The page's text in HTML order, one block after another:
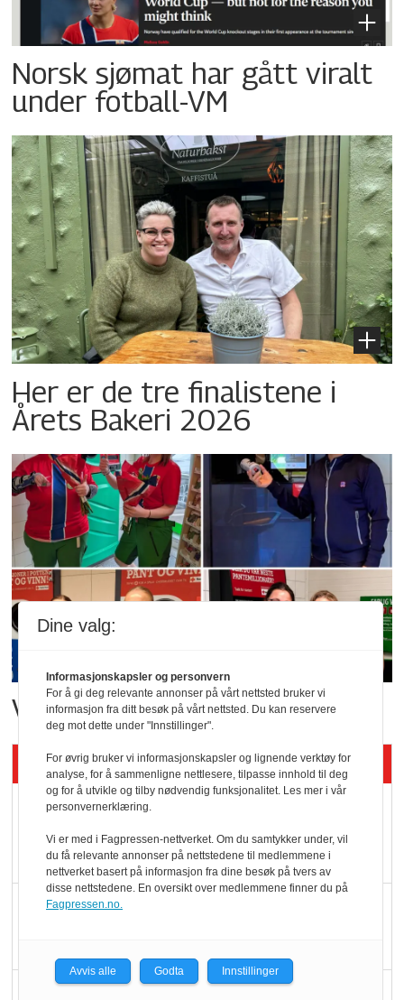
Norsk sjømat har gått viralt
under fotball-VM
Her er de tre finalistene i
Årets Bakeri 2026
Vant i nyåpnet butikk
Siste artikler - KBS
Mat er viktigere enn
pris når elbilister
velger ladestopp
Dine valg:
Informasjonskapsler og personvern
For å gi deg relevante annonser på vårt nettsted bruker vi
informasjon fra ditt besøk på vårt nettsted. Du kan reservere
deg mot dette under "Innstillinger".
For øvrig bruker vi informasjonskapsler og lignende verktøy for
analyse, for å sammenligne nettlesere, tilpasse innhold til deg
og for å utvikle og tilby nødvendig funksjonalitet. Les mer i vår
personvernerklæring.
Vi er med i Fagpressen-nettverket. Om du samtykker under, vil
du få relevante annonser på nettstedene til medlemmene i
nettverket basert på informasjon fra dine besøk på tvers av
disse nettstedene. En oversikt over medlemmene finner du på
Fagpressen.no.
Avvis alle Godta Innstillinger